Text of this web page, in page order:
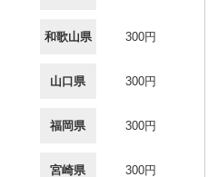
和歌山県 300円
山口県 300円
福岡県 300円
宮崎県 300円